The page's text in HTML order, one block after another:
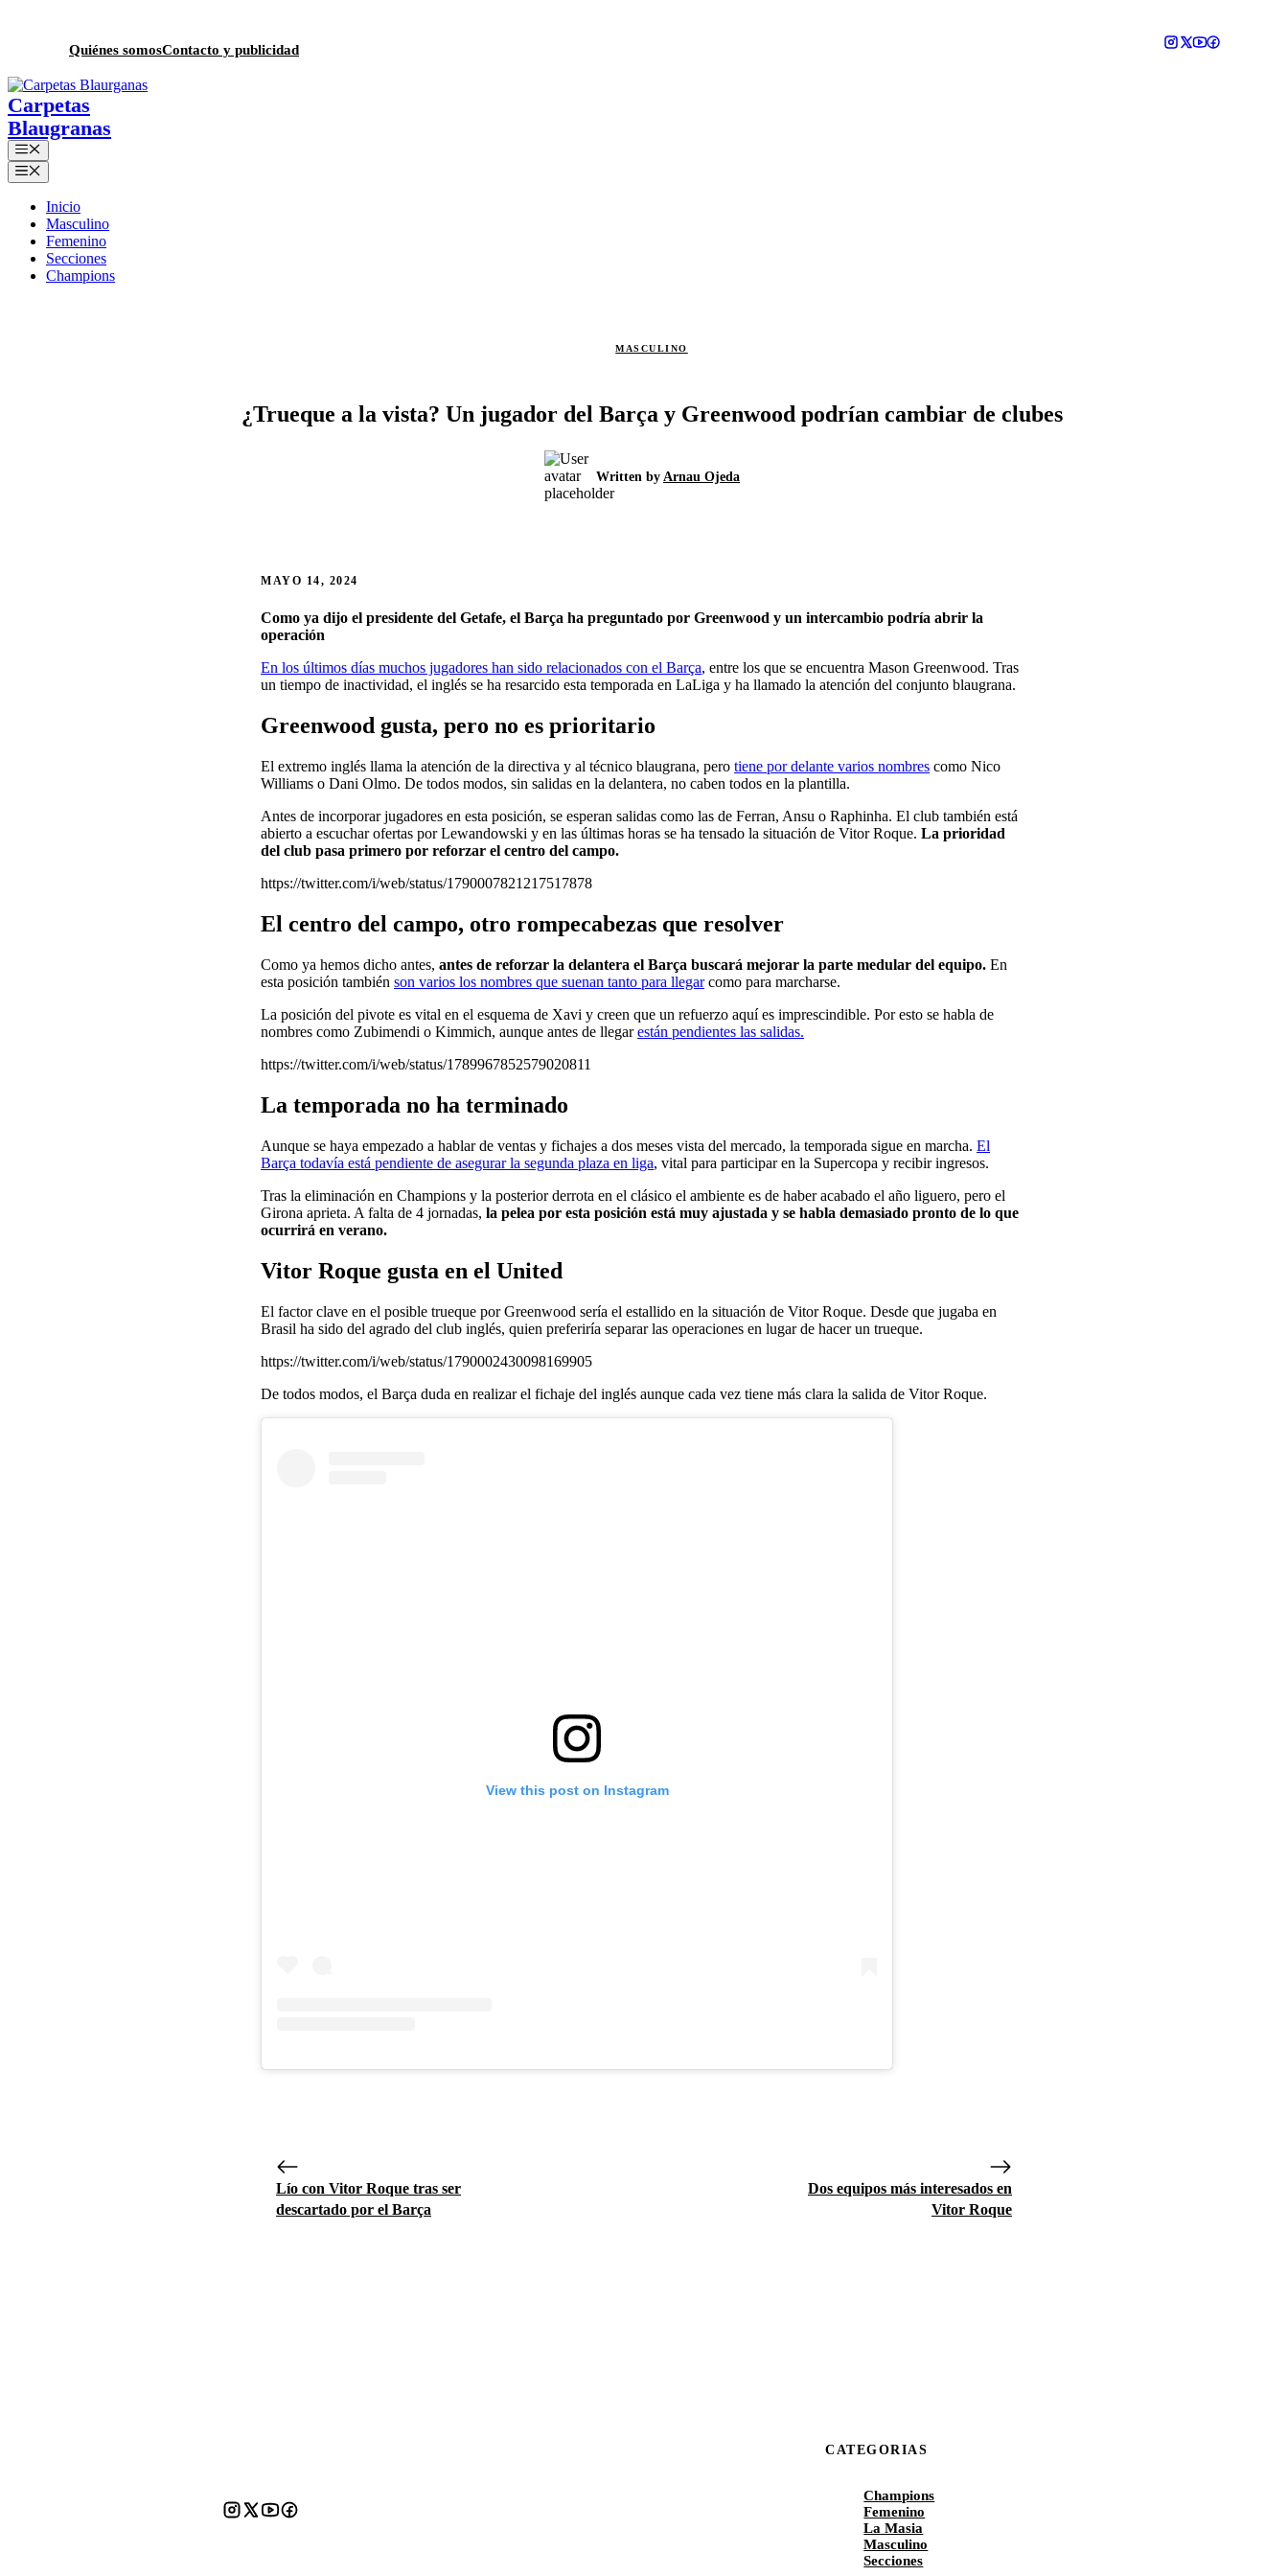
Quiénes somosContacto y publicidad
Menú
Menú
Inicio
Masculino
Femenino
Secciones
Champions
MASCULINO
¿Trueque a la vista? Un jugador del Barça y Greenwood podrían cambiar de clubes
Written by Arnau Ojeda
MAYO 14, 2024
Como ya dijo el presidente del Getafe, el Barça ha preguntado por Greenwood y un intercambio podría abrir la
operación
En los últimos días muchos jugadores han sido relacionados con el Barça, entre los que se encuentra Mason Greenwood. Tras
un tiempo de inactividad, el inglés se ha resarcido esta temporada en LaLiga y ha llamado la atención del conjunto blaugrana.
Greenwood gusta, pero no es prioritario
El extremo inglés llama la atención de la directiva y al técnico blaugrana, pero tiene por delante varios nombres como Nico
Williams o Dani Olmo. De todos modos, sin salidas en la delantera, no caben todos en la plantilla.
Antes de incorporar jugadores en esta posición, se esperan salidas como las de Ferran, Ansu o Raphinha. El club también está
abierto a escuchar ofertas por Lewandowski y en las últimas horas se ha tensado la situación de Vitor Roque. La prioridad
del club pasa primero por reforzar el centro del campo.
https://twitter.com/i/web/status/1790007821217517878
El centro del campo, otro rompecabezas que resolver
Como ya hemos dicho antes, antes de reforzar la delantera el Barça buscará mejorar la parte medular del equipo. En
esta posición también son varios los nombres que suenan tanto para llegarcomo para marcharse.
La posición del pivote es vital en el esquema de Xavi y creen que un refuerzo aquí es imprescindible. Por esto se habla de
nombres como Zubimendi o Kimmich, aunque antes de llegarestán pendientes las salidas.
https://twitter.com/i/web/status/1789967852579020811
La temporada no ha terminado
Aunque se haya empezado a hablar de ventas y fichajes a dos meses vista del mercado, la temporada sigue en marcha. El
Barça todavía está pendiente de asegurar la segunda plaza en liga, vital para participar en la Supercopa y recibir ingresos.
Tras la eliminación en Champions y la posterior derrota en el clásico el ambiente es de haber acabado el año liguero, pero el
Girona aprieta. A falta de 4 jornadas, la pelea por esta posición está muy ajustada y se habla demasiado pronto de lo que
ocurrirá en verano.
Vitor Roque gusta en el United
El factor clave en el posible trueque por Greenwood sería el estallido en la situación de Vitor Roque. Desde que jugaba en
Brasil ha sido del agrado del club inglés, quien preferiría separar las operaciones en lugar de hacer un trueque.
https://twitter.com/i/web/status/1790002430098169905
De todos modos, el Barça duda en realizar el fichaje del inglés aunque cada vez tiene más clara la salida de Vitor Roque.
View this post on Instagram
Lío con Vitor Roque tras ser
descartado por el Barça
Dos equipos más interesados en
Vitor Roque
CATEGORIAS
Champions
Femenino
La Masia
Masculino
Secciones